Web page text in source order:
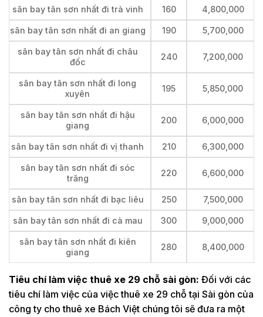
sân bay tân sơn nhất đi trà vinh 160 4,800,000
sân bay tân sơn nhất đi an giang 190 5,700,000
sân bay tân sơn nhất đi châu
đốc
240 7,200,000
sân bay tân sơn nhất đi long
xuyên
195 5,850,000
sân bay tân sơn nhất đi hậu
giang
200 6,000,000
sân bay tân sơn nhất đi vị thanh 210 6,300,000
sân bay tân sơn nhất đi sóc
trăng
220 6,600,000
sân bay tân sơn nhất đi bạc liêu 250 7,500,000
sân bay tân sơn nhất đi cà mau 300 9,000,000
sân bay tân sơn nhất đi kiên
giang
280 8,400,000
Tiêu chí làm việc thuê xe 29 chỗ sài gòn: Đối với các
tiêu chí làm việc của việc thuê xe 29 chỗ tại Sài gòn của
công ty cho thuê xe Bách Việt chúng tôi sẽ đưa ra một